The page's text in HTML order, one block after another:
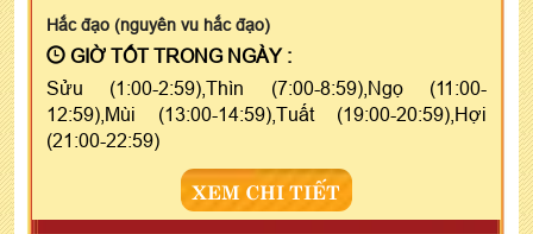
Hắc đạo (nguyên vu hắc đạo)
GIỜ TỐT TRONG NGÀY :
Sửu (1:00-2:59),Thìn (7:00-8:59),Ngọ (11:00-
12:59),Mùi (13:00-14:59),Tuất (19:00-20:59),Hợi
(21:00-22:59)
XEM CHI TIẾT